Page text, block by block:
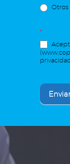
Otros
*
Enviar